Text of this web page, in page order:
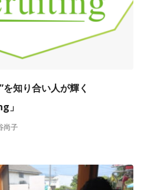
知り合い人が輝く
」
尚子